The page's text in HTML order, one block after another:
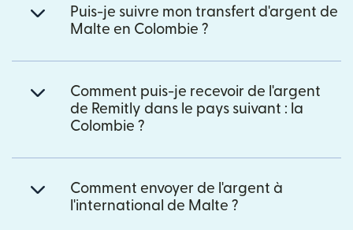
Puis-je suivre mon transfert d'argent de
Malte en Colombie ?
Comment puis-je recevoir de l'argent
de Remitly dans le pays suivant : la
Colombie ?
Comment envoyer de l'argent à
l'international de Malte ?